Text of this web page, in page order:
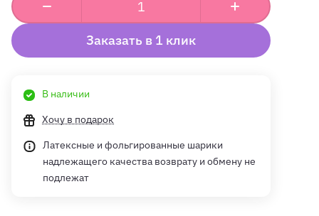
Заказать в 1 клик
В наличии
Хочу в подарок
Латексные и фольгированные шарики
надлежащего качества возврату и обмену не
подлежат